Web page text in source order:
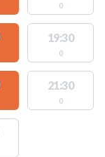
0
19:30
0
21:30
0